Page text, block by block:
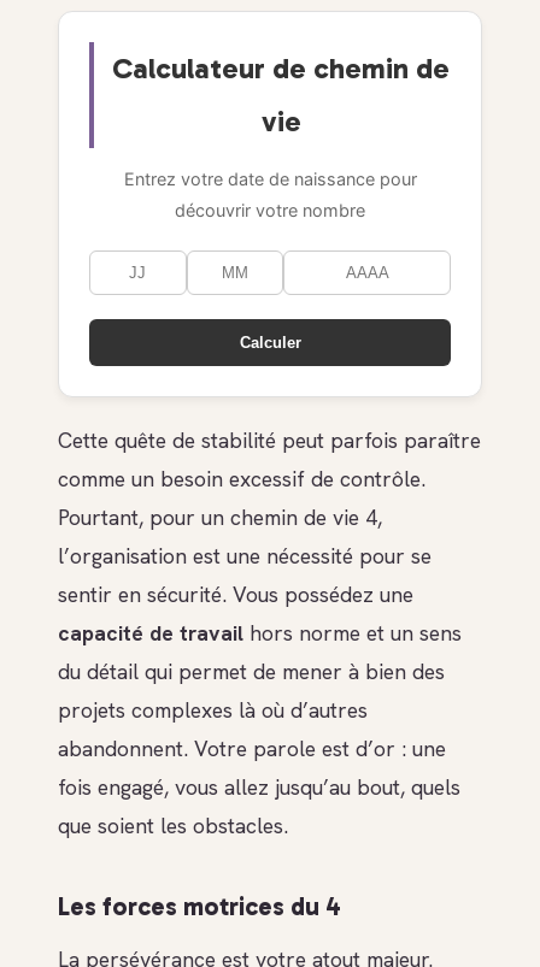
Calculateur de chemin de
vie
Entrez votre date de naissance pour
découvrir votre nombre
Calculer
Cette quête de stabilité peut parfois paraître
comme un besoin excessif de contrôle.
Pourtant, pour un chemin de vie 4,
l’organisation est une nécessité pour se
sentir en sécurité. Vous possédez une
capacité de travail hors norme et un sens
du détail qui permet de mener à bien des
projets complexes là où d’autres
abandonnent. Votre parole est d’or : une
fois engagé, vous allez jusqu’au bout, quels
que soient les obstacles.
Les forces motrices du 4
La persévérance est votre atout majeur.